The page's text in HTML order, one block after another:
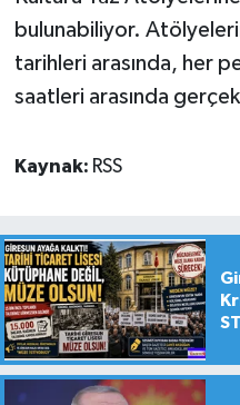
bulunabiliyor.
tarihleri arasında, her
saatleri arasında
Kaynak: RSS